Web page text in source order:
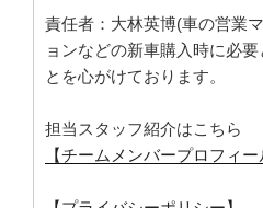
責任者：大林英博(車の営業
ョンなどの新車購入時に必
とを心がけております。
担当スタッフ紹介はこちら
【チームメンバープロフィー